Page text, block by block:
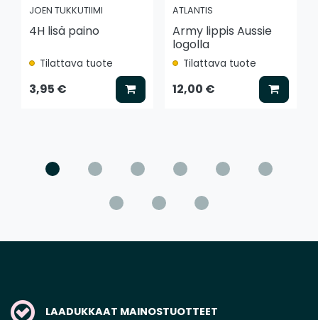
JOEN TUKKUTIIMI
4H lisä paino
Tilattava tuote
3,95 € Lisää koriin
ATLANTIS
Army lippis Aussie
logolla
Tilattava tuote
12,00 € Lisää
LAADUKKAAT MAINOSTUOTTEET